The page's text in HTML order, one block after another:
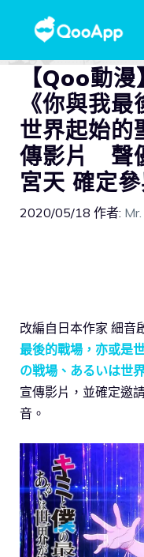
【Qoo動
《你與我
世界起始的
傳影片 聲
宮天 確定
2020/05/18 作者:
改編自日本作家 細音
最後的戰場，亦或是
の戦場、あるいは世
宣傳影片，並確定邀
音。